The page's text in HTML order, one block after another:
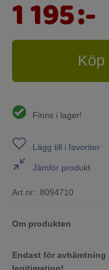
1 195:-
Köp
Finns i lager!
Lägg till i favoriter
Jämför produkt
Art.nr.: 8094710
Om produkten
Endast för
legitimation!